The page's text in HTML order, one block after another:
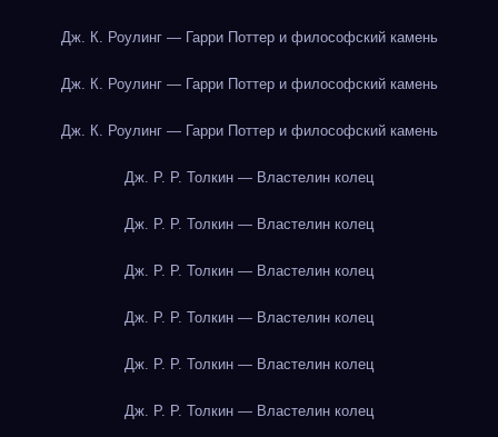
Дж. К. Роулинг — Гарри Поттер и философский камень
Дж. К. Роулинг — Гарри Поттер и философский камень
Дж. К. Роулинг — Гарри Поттер и философский камень
Дж. Р. Р. Толкин — Властелин колец
Дж. Р. Р. Толкин — Властелин колец
Дж. Р. Р. Толкин — Властелин колец
Дж. Р. Р. Толкин — Властелин колец
Дж. Р. Р. Толкин — Властелин колец
Дж. Р. Р. Толкин — Властелин колец